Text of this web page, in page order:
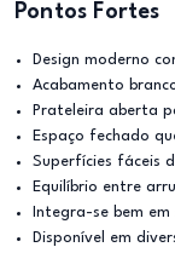
Pontos Fortes
Design moderno
Acabamento
Prateleira aberta
Espaço fechado
Superfícies fáceis
Equilíbrio entre
Integra-se bem
Disponível em